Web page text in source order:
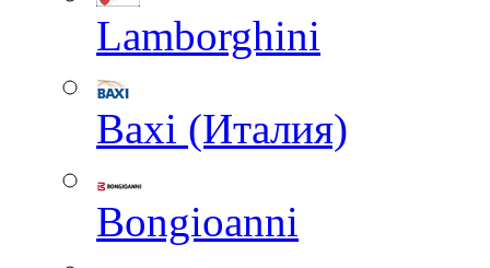
Lamborghini
Baxi (Италия)
Вongioanni